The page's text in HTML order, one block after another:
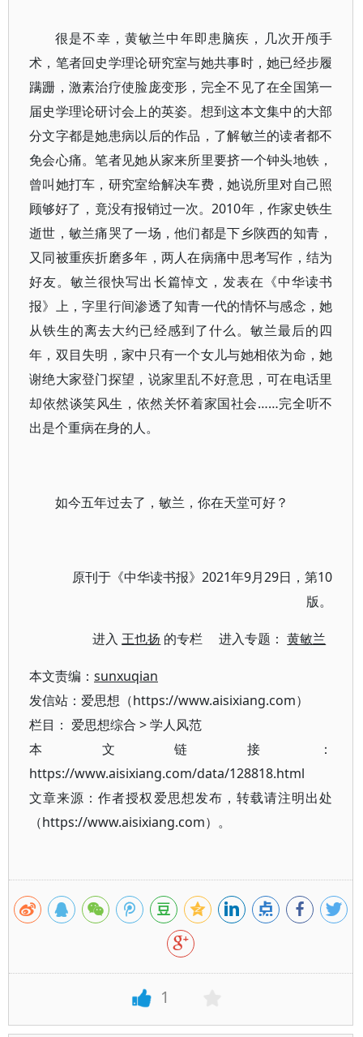
很是不幸，黄敏兰中年即患脑疾，几次开颅手
术，笔者回史学理论研究室与她共事时，她已经步履
蹒跚，激素治疗使脸庞变形，完全不见了在全国第一
届史学理论研讨会上的英姿。想到这本文集中的大部
分文字都是她患病以后的作品，了解敏兰的读者都不
免会心痛。笔者见她从家来所里要挤一个钟头地铁，
曾叫她打车，研究室给解决车费，她说所里对自己照
顾够好了，竟没有报销过一次。2010年，作家史铁生
逝世，敏兰痛哭了一场，他们都是下乡陕西的知青，
又同被重疾折磨多年，两人在病痛中思考写作，结为
好友。敏兰很快写出长篇悼文，发表在《中华读书
报》上，字里行间渗透了知青一代的情怀与感念，她
从铁生的离去大约已经感到了什么。敏兰最后的四
年，双目失明，家中只有一个女儿与她相依为命，她
谢绝大家登门探望，说家里乱不好意思，可在电话里
却依然谈笑风生，依然关怀着家国社会……完全听不
出是个重病在身的人。
如今五年过去了，敏兰，你在天堂可好？
原刊于《中华读书报》2021年9月29日，第10
版。
进入王也扬 的专栏 进入专题：黄敏兰
本文责编： sunxuqian
发信站：爱思想（https://www.aisixiang.com）
栏目： 爱思想综合 >学人风范
本文链接：
https://www.aisixiang.com/data/128818.html
文章来源：作者授权爱思想发布，转载请注明出处
（https://www.aisixiang.com）。
1